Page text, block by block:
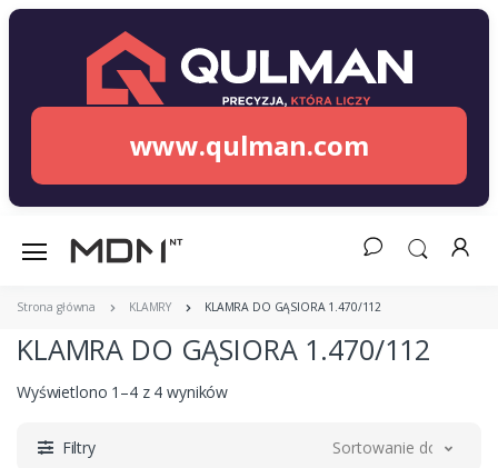
www.qulman.com
Strona główna KLAMRY KLAMRA DO GĄSIORA 1.470/112
KLAMRA DO GĄSIORA 1.470/112
Wyświetlono 1–4 z 4 wyników
Filtry Sortowanie domyślne